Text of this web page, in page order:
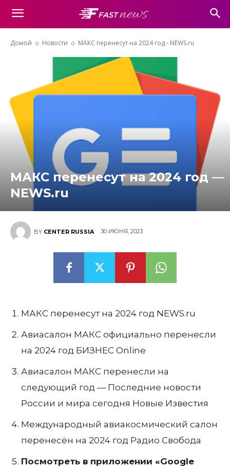
Домой Новости МАКС перенесут на 2024 год - NEWS.ru
МАКС перенесут на 2024 год —
NEWS.ru
BY CENTER RUSSIA 30 ИЮНЯ, 2023
МАКС перенесут на 2024 год NEWS.ru
Авиасалон МАКС официально перенесли
на 2024 год БИЗНЕС Online
Авиасалон МАКС перенесли на
следующий год — Последние новости
России и мира сегодня Новые Известия
Международный авиакосмический салон
перенесён на 2024 год Радио Свобода
Посмотреть в приложении «Google